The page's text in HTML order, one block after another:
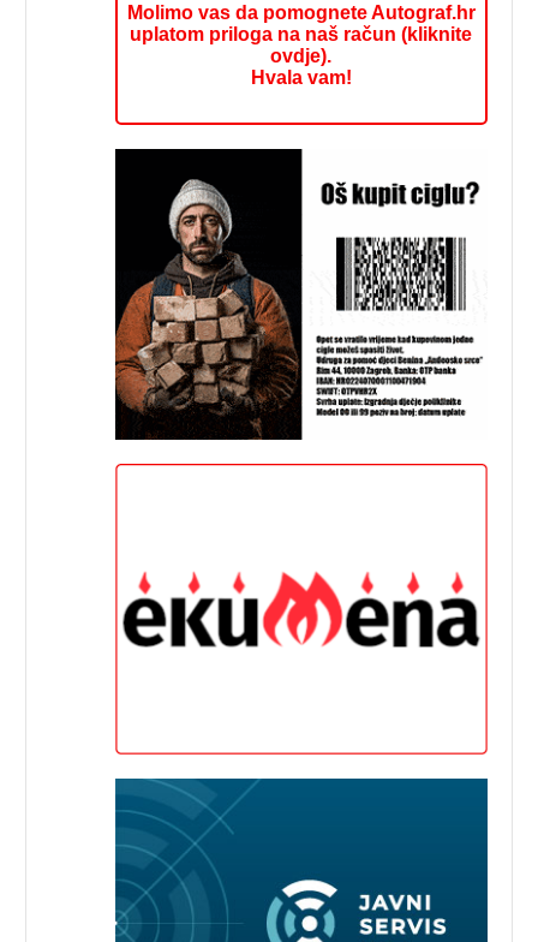
Molimo vas da pomognete Autograf.hr
uplatom priloga na naš račun (kliknite
ovdje).
Hvala vam!